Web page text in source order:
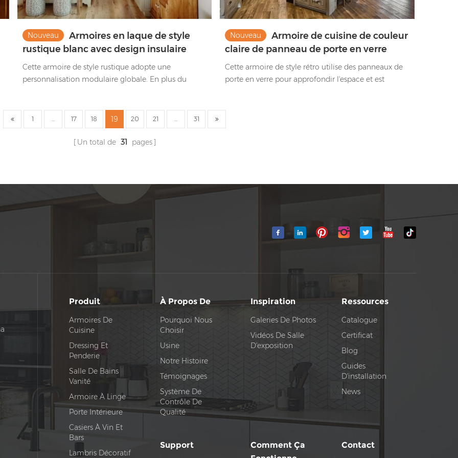
Nouveau
Armoires en laque de style
rustique blanc avec design insulaire
Cette armoire de style rustique adopte une
personnalisation modulaire globale. En plus du
champêtres.
Nouveau
Armoire de cuisine de couleur
claire de panneau de porte en verre
Shaker de conception rétro
Cette armoire de style rétro utilise des panneaux de
porte en verre pour approfondir l'espace et est
1 17 18 19 20 21 31
Un total de 31 pages
Produit
Armoires De
Cuisine
Dressing Et
Penderie
Salle De Bains
Vanité
Armoire À Linge
Porte Intérieure
Casiers À Vin Et
Bars
Lambris Décoratif
À Propos De
Pourquoi Nous
Choisir
Usine
Notre Histoire
Témoignages
Système De
Contrôle De
Qualité
Inspiration
Galeries De Photos
Vidéos De Salle
D'exposition
Ressources
Catalogue
Certificat
Blog
Guides
D'installation
News
Support
Comment Ça
Contact